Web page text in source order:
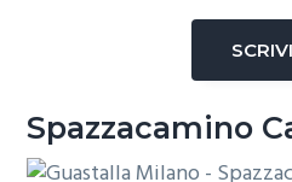
Spazzacamino